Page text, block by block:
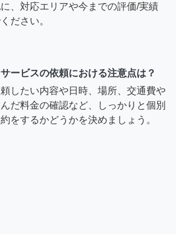
、対応エリアや今までの評価/実績
ださい。
ービスの依頼における注意点は？
したい内容や日時、場所、交通費や
だ料金の確認など、しっかりと個別
をするかどうかを決めましょう。